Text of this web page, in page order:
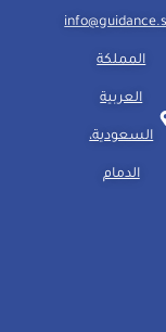
المملكة
العربية
السعودية،
الدمام